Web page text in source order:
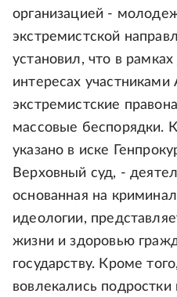
организацией -
экстремистской
установил, что в
интересах
экстремистские
массовые беспорядки.
указано в иске
Верховный суд, -
основанная на
идеологии,
жизни и здоровью
государству. Кроме
вовлекались